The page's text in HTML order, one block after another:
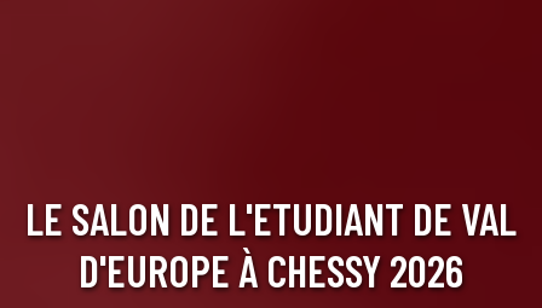
LE SALON DE L'ETUDIANT DE VAL
D'EUROPE À CHESSY 2026